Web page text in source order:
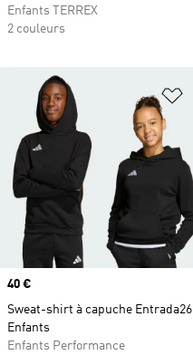
Enfants TERREX
2 couleurs
Prix
40 €
Sweat-shirt à capuche Entrada26
Enfants
Enfants Performance